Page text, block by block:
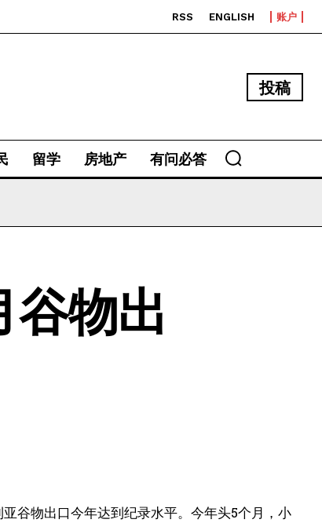
RSS ENGLISH 账户
投稿
留学 房地产 有问必答
谷物出
谷物出口今年达到纪录水平。今年头5个月，小